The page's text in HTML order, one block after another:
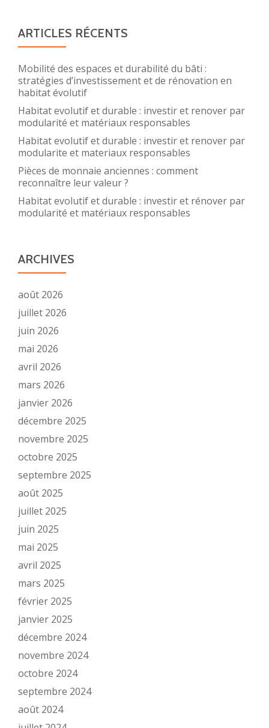
ARTICLES RÉCENTS
Mobilité des espaces et durabilité du bâti :
stratégies d’investissement et de rénovation en
habitat évolutif
Habitat evolutif et durable : investir et renover par
modularité et matériaux responsables
Habitat evolutif et durable : investir et renover par
modularite et materiaux responsables
Pièces de monnaie anciennes : comment
reconnaître leur valeur ?
Habitat evolutif et durable : investir et rénover par
modularité et matériaux responsables
ARCHIVES
août 2026
juillet 2026
juin 2026
mai 2026
avril 2026
mars 2026
janvier 2026
décembre 2025
novembre 2025
octobre 2025
septembre 2025
août 2025
juillet 2025
juin 2025
mai 2025
avril 2025
mars 2025
février 2025
janvier 2025
décembre 2024
novembre 2024
octobre 2024
septembre 2024
août 2024